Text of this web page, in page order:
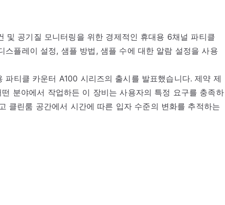
및 공기질 모니터링을 위한 경제적인 휴대용 6채널 파티클
플레이 설정, 샘플 방법, 샘플 수에 대한 알람 설정을 사용
티클 카운터 A100 시리즈의 출시를 발표했습니다. 제약 제
분야에서 작업하든 이 장비는 사용자의 특정 요구를 충족하
클린룸 공간에서 시간에 따른 입자 수준의 변화를 추적하는